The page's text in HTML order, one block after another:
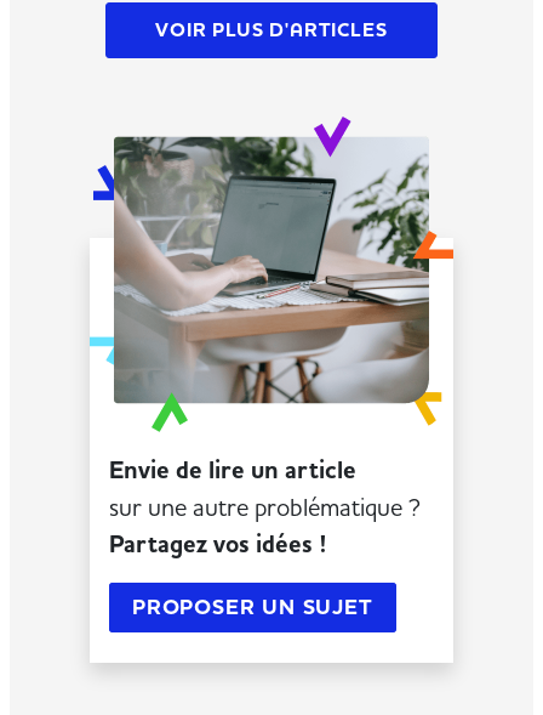
VOIR PLUS D'ARTICLES
Envie de lire un article
sur une autre problématique ?
Partagez vos idées !
PROPOSER UN SUJET